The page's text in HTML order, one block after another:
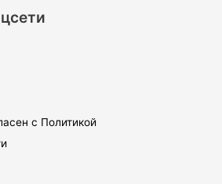
с Политикой